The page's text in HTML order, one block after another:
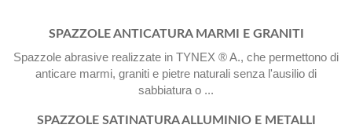
SPAZZOLE ANTICATURA MARMI E GRANITI
Spazzole abrasive realizzate in TYNEX ® A., che permettono di
anticare marmi, graniti e pietre naturali senza l'ausilio di
sabbiatura o ...
SPAZZOLE SATINATURA ALLUMINIO E METALLI